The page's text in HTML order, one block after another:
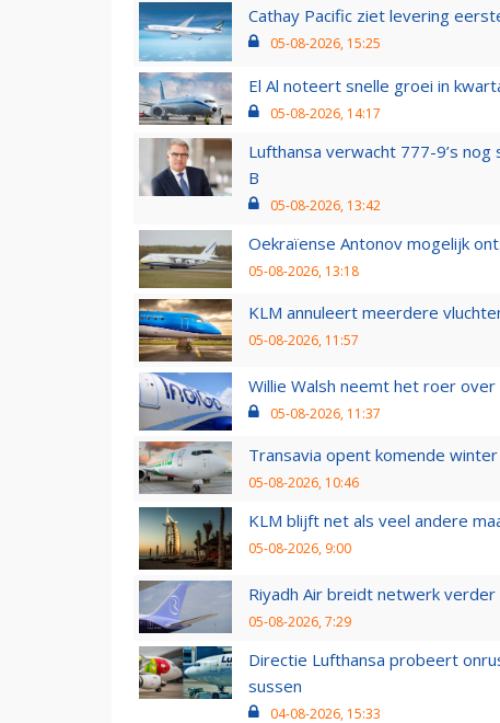
Cathay Pacific ziet levering
05-08-2026, 15:25
El Al noteert snelle groei in
05-08-2026, 14:17
Lufthansa verwacht 777-9’s
B
05-08-2026, 13:42
Oekraïense Antonov mogelijk
05-08-2026, 13:18
KLM annuleert meerdere
05-08-2026, 11:57
Willie Walsh neemt het roer
05-08-2026, 11:37
Transavia opent komende
05-08-2026, 10:46
KLM blijft net als veel andere
05-08-2026, 9:00
Riyadh Air breidt netwerk
05-08-2026, 7:29
Directie Lufthansa probeert
sussen
04-08-2026, 15:33